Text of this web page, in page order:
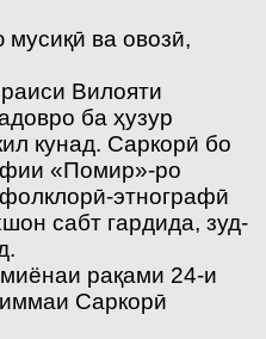
ва овозӣ,
Вилояти
ба ҳузур
кунад. Саркорӣ бо
«Помир»-ро
этнографӣ
сабт гардида, зуд-
рақами 24-и
Саркорӣ